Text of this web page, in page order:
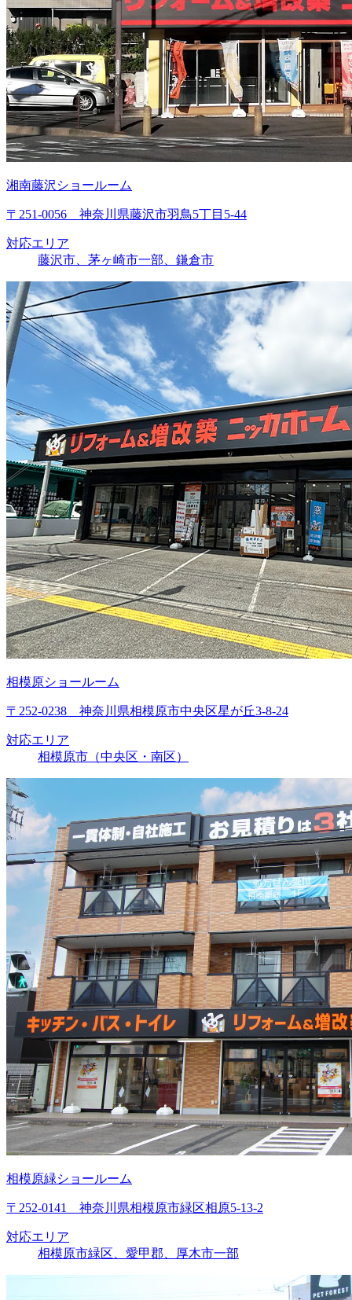
湘南藤沢ショールーム
〒251-0056 神奈川県藤沢市羽鳥5丁目5-44
対応エリア
藤沢市、茅ヶ崎市一部、鎌倉市
相模原ショールーム
〒252-0238 神奈川県相模原市中央区星が丘3-8-24
対応エリア
相模原市（中央区・南区）
相模原緑ショールーム
〒252-0141 神奈川県相模原市緑区相原5-13-2
対応エリア
相模原市緑区、愛甲郡、厚木市一部